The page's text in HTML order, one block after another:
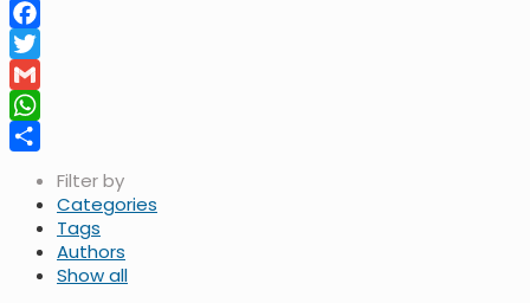
Facebook
Twitter
Gmail
WhatsApp
Filter by
Categories
Tags
Authors
Show all